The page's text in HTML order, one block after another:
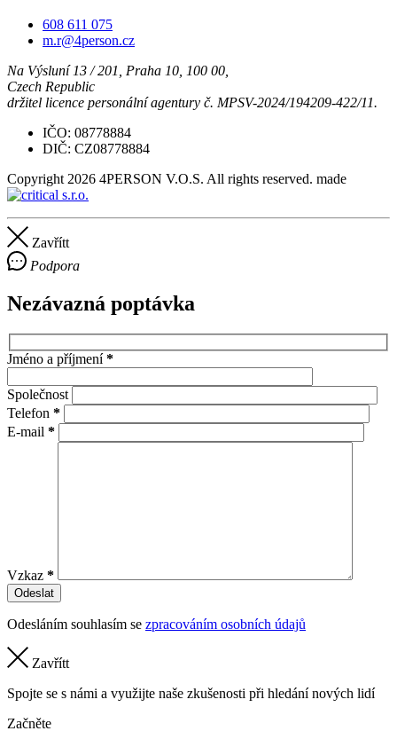
608 611 075
m.r@4person.cz
Na Výsluní 13 / 201, Praha 10, 100 00,
Czech Republic
držitel licence personální agentury č. MPSV-2024/194209-422/11.
IČO: 08778884
DIČ: CZ08778884
Copyright 2026 4PERSON V.O.S. All rights reserved. made
Zavřítt
Podpora
Nezávazná poptávka
Jméno a příjmení*
Společnost
Telefon *
E-mail *
Vzkaz *
Odesláním souhlasím se zpracováním osobních údajů
Zavřítt
Spojte se s námi a využijte naše zkušenosti při hledání nových lidí
Začněte